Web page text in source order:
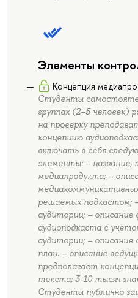
Элементы
Концепция
Студенты
группах (2–5
на проверку
концепцию
включать в себя
элементы: – название,
медиапродукта; –
решаемых подкастом;
аудитории; –
аудиоподкаста с
аудитории; –
план. – описание
предполагает
текста: 3-10 тысяч
Студенты публично